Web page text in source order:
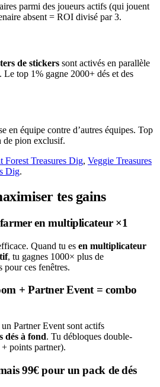
parmi des joueurs actifs (qui jouent
absent = ROI divisé par 3.
de stickers sont activés en parallèle
Le top 1% gagne 2000+ dés et des
en équipe contre d’autres équipes. Top
de pion exclusif.
Forest Treasures Dig, Veggie Treasures
Dig.
tes gains
en multiplicateur ×1
Quand tu es en multiplicateur
, tu gagnes 1000× plus de
pour ces fenêtres.
+ Partner Event = combo
Partner Event sont actifs
dés à fond. Tu débloques double-
points partner).
99€ pour un pack de dés